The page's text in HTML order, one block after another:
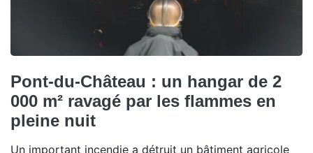
Pont-du-Château : un hangar de 2
000 m² ravagé par les flammes en
pleine nuit
Un important incendie a détruit un bâtiment agricole